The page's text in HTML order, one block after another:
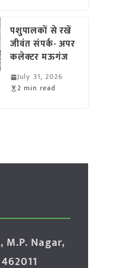
पशुपालकों से रखें
जीवंत संपर्क- अपर
कलेक्टर मऊगंज
July 31, 2026
2 min read
M.P. Nagar,